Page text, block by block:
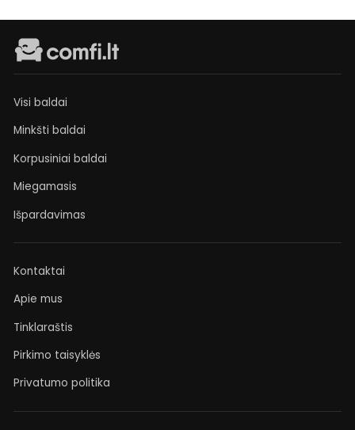
Visi baldai
Minkšti baldai
Korpusiniai baldai
Miegamasis
Išpardavimas
Kontaktai
Apie mus
Tinklaraštis
Pirkimo taisyklės
Privatumo politika